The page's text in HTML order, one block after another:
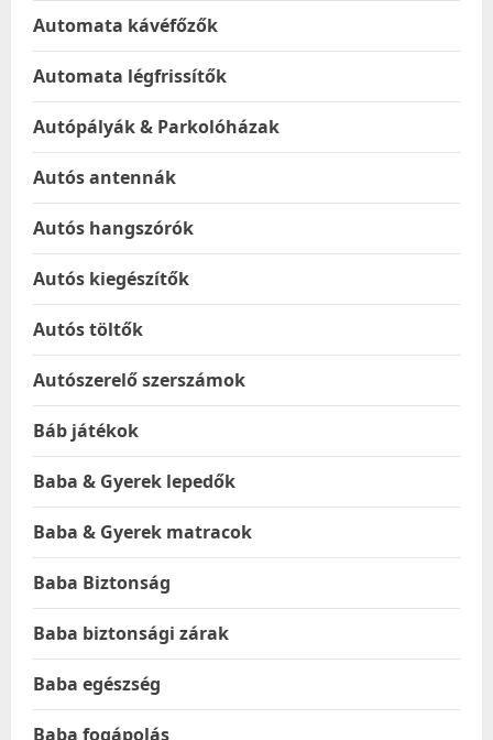
Automata kávéfőzők
Automata légfrissítők
Autópályák & Parkolóházak
Autós antennák
Autós hangszórók
Autós kiegészítők
Autós töltők
Autószerelő szerszámok
Báb játékok
Baba & Gyerek lepedők
Baba & Gyerek matracok
Baba Biztonság
Baba biztonsági zárak
Baba egészség
Baba fogápolás